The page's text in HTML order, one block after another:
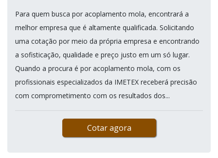
Para quem busca por acoplamento mola, encontrará a
melhor empresa que é altamente qualificada. Solicitando
uma cotação por meio da própria empresa e encontrando
a sofisticação, qualidade e preço justo em um só lugar.
Quando a procura é por acoplamento mola, com os
profissionais especializados da IMETEX receberá precisão
com comprometimento com os resultados dos...
Cotar agora